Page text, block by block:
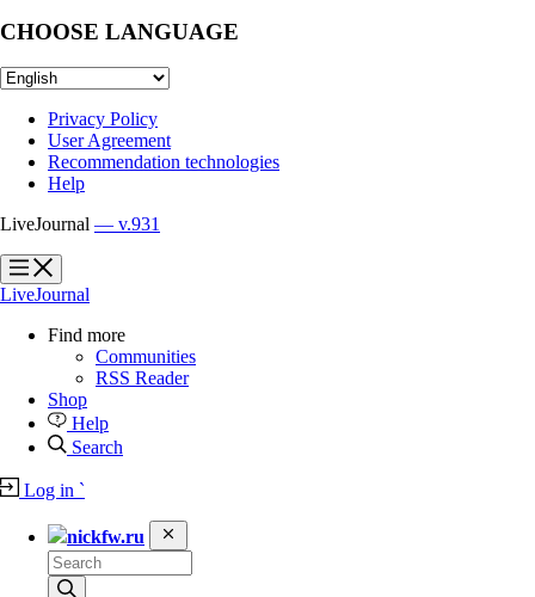
CHOOSE LANGUAGE
Privacy Policy
User Agreement
Recommendation technologies
Help
LiveJournal — v.931
?
?
LiveJournal
Find more
Communities
RSS Reader
Shop
Help
Search
Log in `
nickfw.ru